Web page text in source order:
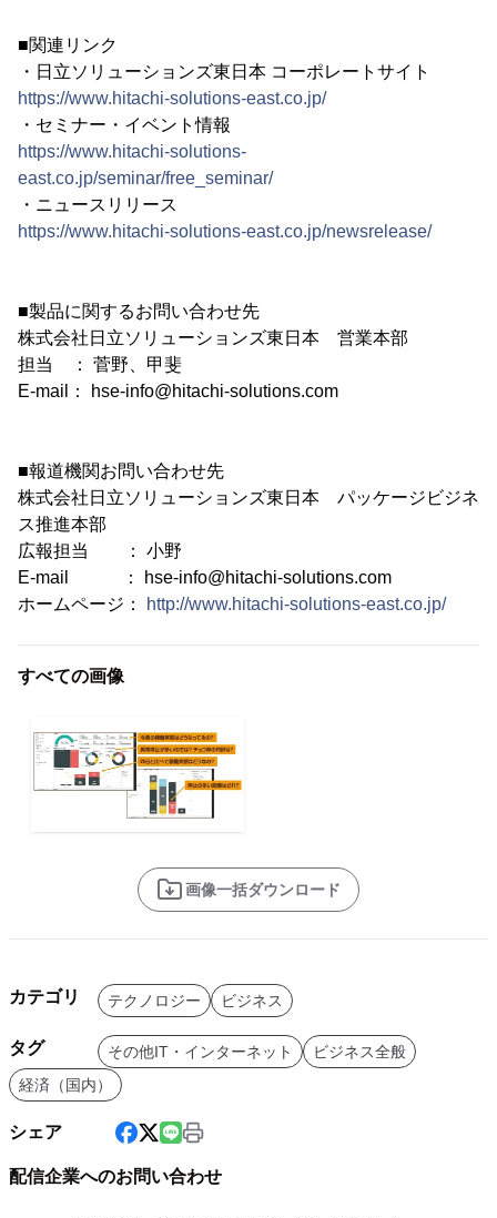
■関連リンク
・日立ソリューションズ東日本 コーポレートサイト
https://www.hitachi-solutions-east.co.jp/
・セミナー・イベント情報
https://www.hitachi-solutions-
east.co.jp/seminar/free_seminar/
・ニュースリリース
https://www.hitachi-solutions-east.co.jp/newsrelease/
■製品に関するお問い合わせ先
株式会社日立ソリューションズ東日本 営業本部
担当 ： 菅野、甲斐
E-mail： hse-info@hitachi-solutions.com
■報道機関お問い合わせ先
株式会社日立ソリューションズ東日本 パッケージビジネ
ス推進本部
広報担当 ： 小野
E-mail ： hse-info@hitachi-solutions.com
ホームページ：
http://www.hitachi-solutions-east.co.jp/
すべての画像
画像一括ダウンロード
カテゴリ テクノロジー ビジネス
タグ その他IT・インターネット
ビジネス全般
経済（国内）
シェア
配信企業へのお問い合わせ